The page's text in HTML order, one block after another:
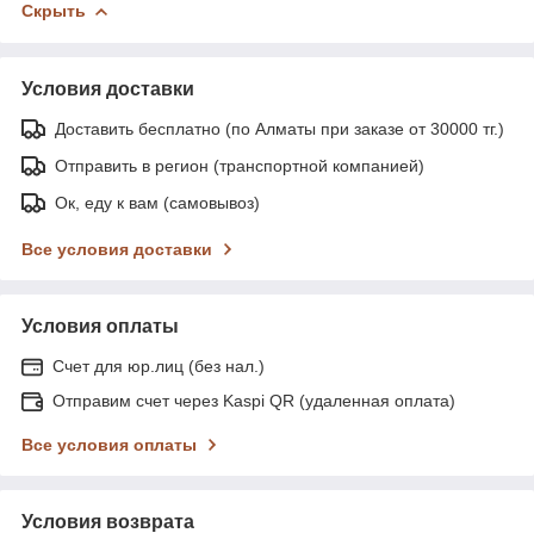
Скрыть
Условия доставки
Доставить бесплатно (по Алматы при заказе от 30000 тг.)
Отправить в регион (транспортной компанией)
Ок, еду к вам (самовывоз)
Все условия доставки
Условия оплаты
Счет для юр.лиц (без нал.)
Отправим счет через Kaspi QR (удаленная оплата)
Все условия оплаты
Условия возврата